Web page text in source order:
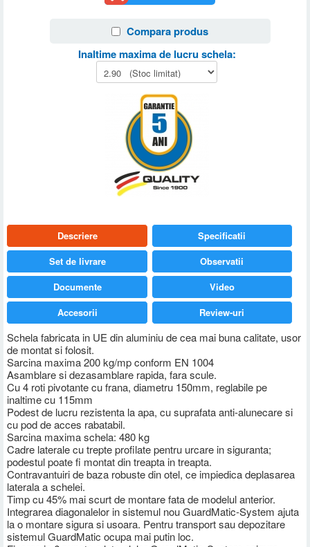
Compara produs
Inaltime maxima de lucru schela:
Descriere
Schela fabricata in UE din aluminiu de cea mai buna calitate, usor
de montat si folosit.
Sarcina maxima 200 kg/mp conform EN 1004
Asamblare si dezasamblare rapida, fara scule.
Cu 4 roti pivotante cu frana, diametru 150mm, reglabile pe
inaltime cu 115mm
Podest de lucru rezistenta la apa, cu suprafata anti-alunecare si
cu pod de acces rabatabil.
Sarcina maxima schela: 480 kg
Cadre laterale cu trepte profilate pentru urcare in siguranta;
podestul poate fi montat din treapta in treapta.
Contravantuiri de baza robuste din otel, ce impiedica deplasarea
laterala a schelei.
Timp cu 45% mai scurt de montare fata de modelul anterior.
Integrarea diagonalelor in sistemul nou GuardMatic-System ajuta
la o montare sigura si usoara. Pentru transport sau depozitare
sistemul GuardMatic ocupa mai putin loc.
Specificatii
Set de livrare
Observatii
Documente
Video
Accesorii
Review-uri